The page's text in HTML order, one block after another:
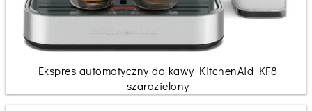
Ekspres automatyczny do kawy KitchenAid KF8
szarozielony